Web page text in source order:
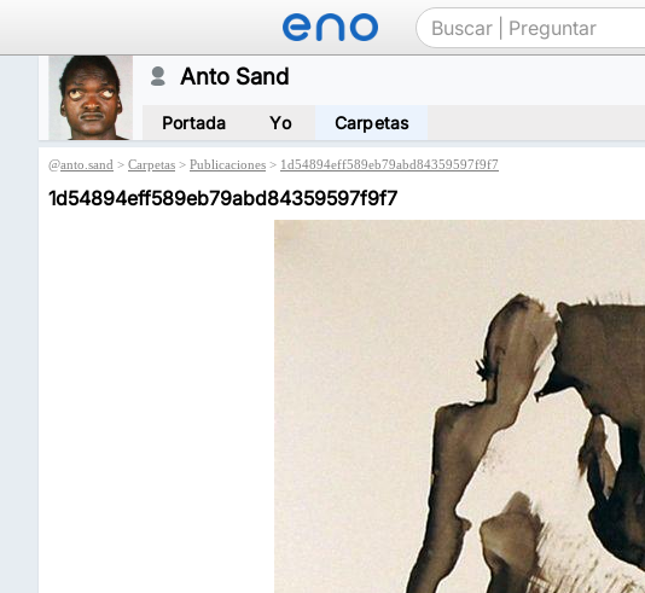
Anto Sand
Portada Yo Carpetas
@anto.sand > Carpetas > Publicaciones > 1d54894eff589eb79abd84359597f9f7
1d54894eff589eb79abd84359597f9f7